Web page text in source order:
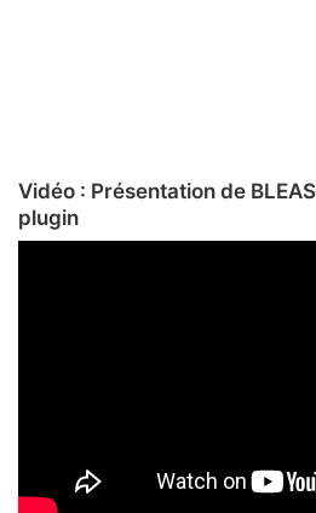
Vidéo : Présentation de
plugin